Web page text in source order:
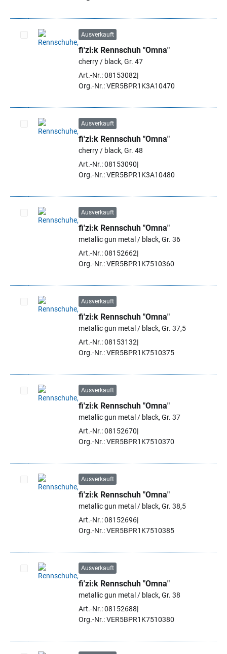
Artikel auswählen
Ausverkauft
fi'zi:k Rennschuh "Omna"
cherry / black, Gr. 47
Art.-Nr.: 08153082
Org.-Nr.: VER5BPR1K3A10470
Artikel auswählen
Ausverkauft
fi'zi:k Rennschuh "Omna"
cherry / black, Gr. 48
Art.-Nr.: 08153090
Org.-Nr.: VER5BPR1K3A10480
Artikel auswählen
Ausverkauft
fi'zi:k Rennschuh "Omna"
metallic gun metal / black, Gr. 36
Art.-Nr.: 08152662
Org.-Nr.: VER5BPR1K7510360
Artikel auswählen
Ausverkauft
fi'zi:k Rennschuh "Omna"
metallic gun metal / black, Gr. 37,5
Art.-Nr.: 08153132
Org.-Nr.: VER5BPR1K7510375
Artikel auswählen
Ausverkauft
fi'zi:k Rennschuh "Omna"
metallic gun metal / black, Gr. 37
Art.-Nr.: 08152670
Org.-Nr.: VER5BPR1K7510370
Artikel auswählen
Ausverkauft
fi'zi:k Rennschuh "Omna"
metallic gun metal / black, Gr. 38,5
Art.-Nr.: 08152696
Org.-Nr.: VER5BPR1K7510385
Artikel auswählen
Ausverkauft
fi'zi:k Rennschuh "Omna"
metallic gun metal / black, Gr. 38
Art.-Nr.: 08152688
Org.-Nr.: VER5BPR1K7510380